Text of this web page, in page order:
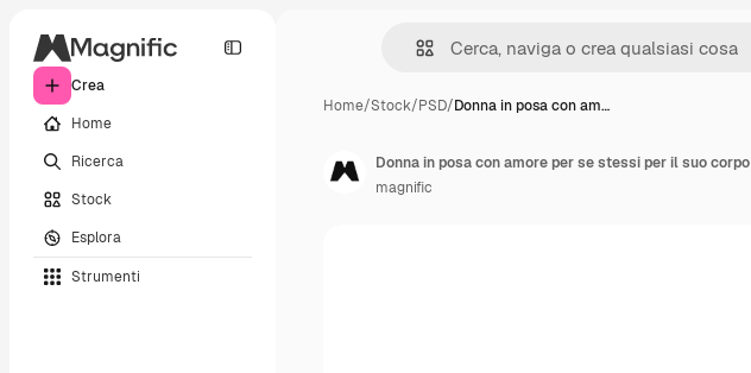
Crea
Home
Ricerca
Stock
Esplora
Strumenti
Home/Stock/PSD/Donna in posa con am…
Donna in posa con amore per se stessi per il suo corpo
magnific